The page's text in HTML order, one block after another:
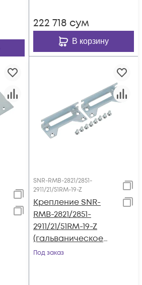
222 718 сум
В корзину
SNR-RMB-2821/2851-
2911/21/51RM-19-Z
Крепление SNR-
RMB-2821/2851-
2911/21/51RM-19-Z
(гальваническое
покрытие) для
Под заказ